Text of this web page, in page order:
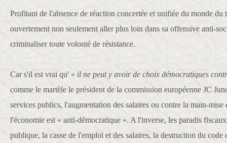
Profitant de l'absence de réaction concertée et unifiée du monde du
ouvertement non seulement aller plus loin dans sa offensive anti-
criminaliser toute volonté de résistance.
Car s'il est vrai qu' « il ne peut y avoir de choix démocratiques
comme le martèle le président de la commission européenne JC
services publics, l'augmentation des salaires ou contre la main-mise
l'économie est « anti-démocratique ». A l'inverse, les paradis
publique, la casse de l'emploi et des salaires, la destruction du